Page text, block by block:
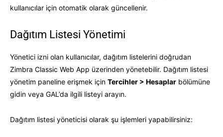
kullanıcılar için otomatik olarak güncellenir.
Dağıtım Listesi Yönetimi
Yönetici izni olan kullanıcılar, dağıtım listelerini doğrudan
Zimbra Classic Web App üzerinden yönetebilir. Dağıtım listesi
yönetim paneline erişmek için Tercihler > Hesaplar bölümüne
gidin veya GAL’da ilgili listeyi arayın.
Dağıtım listesi yöneticisi olarak şu işlemleri yapabilirsiniz: